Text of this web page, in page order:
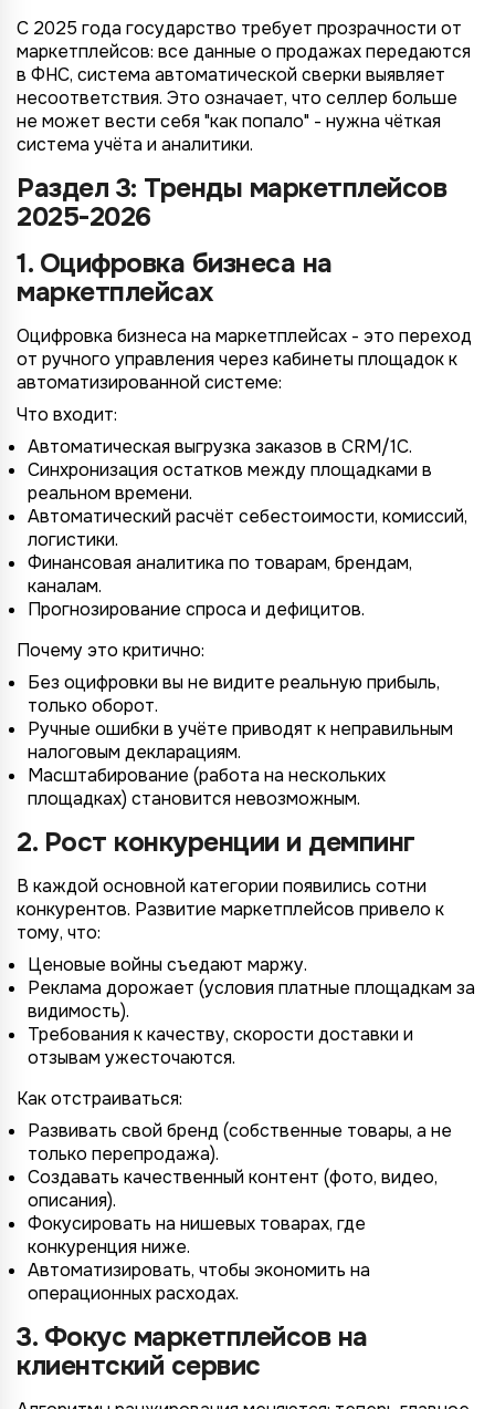
С 2025 года государство требует прозрачности от
маркетплейсов: все данные о продажах передаются
в ФНС, система автоматической сверки выявляет
несоответствия. Это означает, что селлер больше
не может вести себя "как попало" - нужна чёткая
система учёта и аналитики.
Раздел 3: Тренды маркетплейсов
2025-2026
1. Оцифровка бизнеса на
маркетплейсах
Оцифровка бизнеса на маркетплейсах - это переход
от ручного управления через кабинеты площадок к
автоматизированной системе:
Что входит:
Автоматическая выгрузка заказов в CRM/1С.
Синхронизация остатков между площадками в
реальном времени.
Автоматический расчёт себестоимости, комиссий,
логистики.
Финансовая аналитика по товарам, брендам,
каналам.
Прогнозирование спроса и дефицитов.
Почему это критично:
Без оцифровки вы не видите реальную прибыль,
только оборот.
Ручные ошибки в учёте приводят к неправильным
налоговым декларациям.
Масштабирование (работа на нескольких
площадках) становится невозможным.
2. Рост конкуренции и демпинг
В каждой основной категории появились сотни
конкурентов. Развитие маркетплейсов привело к
тому, что:
Ценовые войны съедают маржу.
Реклама дорожает (условия платные площадкам за
видимость).
Требования к качеству, скорости доставки и
отзывам ужесточаются.
Как отстраиваться:
Развивать свой бренд (собственные товары, а не
только перепродажа).
Создавать качественный контент (фото, видео,
описания).
Фокусировать на нишевых товарах, где
конкуренция ниже.
Автоматизировать, чтобы экономить на
операционных расходах.
3. Фокус маркетплейсов на
клиентский сервис
Подключение к
TotalCRM
Подключение к
TotalCRM
1/4
Подключение к
TotalCRM
2/4
Подключение к
TotalCRM
3/4
Подключение к
TotalCRM
4/4
Подключение к
TotalCRM
Подключение к
TotalCRM